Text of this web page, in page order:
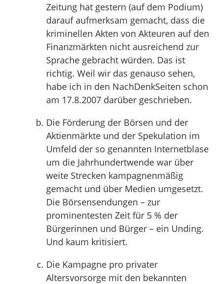
Zeitung hat gestern (auf dem Podium)
darauf aufmerksam gemacht, dass die
kriminellen Akten von Akteuren auf den
Finanzmärkten nicht ausreichend zur
Sprache gebracht würden. Das ist
richtig. Weil wir das genauso sehen,
habe ich in den NachDenkSeiten schon
am 17.8.2007 darüber geschrieben.
Die Förderung der Börsen und der
Aktienmärkte und der Spekulation im
Umfeld der so genannten Internetblase
um die Jahrhundertwende war über
weite Strecken kampagnenmäßig
gemacht und über Medien umgesetzt.
Die Börsensendungen – zur
prominentesten Zeit für 5 % der
Bürgerinnen und Bürger – ein Unding.
Und kaum kritisiert.
Die Kampagne pro privater
Altersvorsorge mit den bekannten